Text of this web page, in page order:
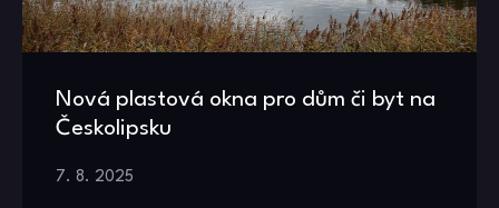
Nová plastová okna pro dům či byt na
Českolipsku
7. 8. 2025